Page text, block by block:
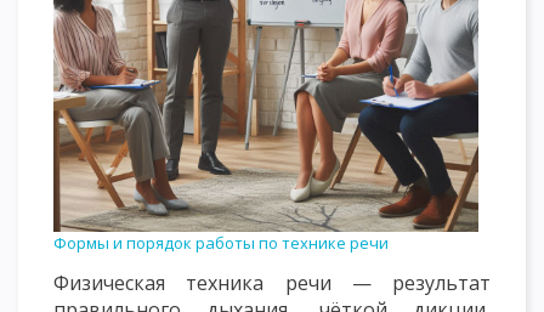
Формы и порядок работы по технике речи
Физическая техника речи — результат